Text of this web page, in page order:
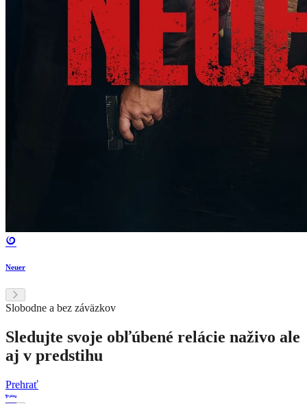
Neuer
Slobodne a bez záväzkov
Sledujte svoje obľúbené relácie naživo ale
aj v predstihu
Prehrať